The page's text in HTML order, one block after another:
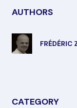
AUTHORS
FRÉDÉRIC
CATEGORY